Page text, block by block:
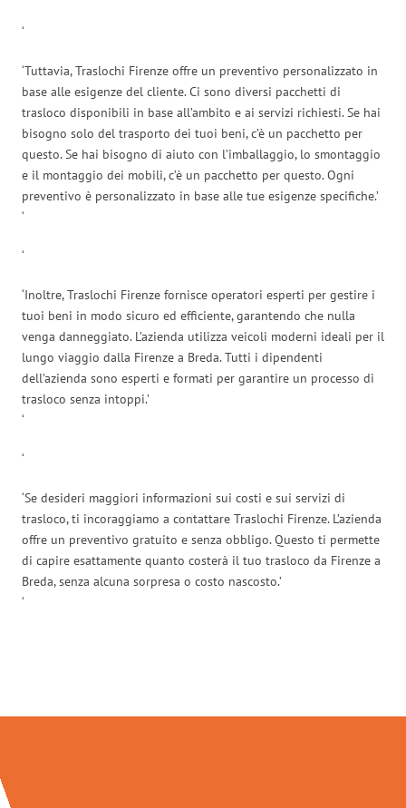
‘
‘Tuttavia, Traslochi Firenze offre un preventivo personalizzato in
base alle esigenze del cliente. Ci sono diversi pacchetti di
trasloco disponibili in base all’ambito e ai servizi richiesti. Se hai
bisogno solo del trasporto dei tuoi beni, c’è un pacchetto per
questo. Se hai bisogno di aiuto con l’imballaggio, lo smontaggio
e il montaggio dei mobili, c’è un pacchetto per questo. Ogni
preventivo è personalizzato in base alle tue esigenze specifiche.’
‘
‘
‘Inoltre, Traslochi Firenze fornisce operatori esperti per gestire i
tuoi beni in modo sicuro ed efficiente, garantendo che nulla
venga danneggiato. L’azienda utilizza veicoli moderni ideali per il
lungo viaggio dalla Firenze a Breda. Tutti i dipendenti
dell’azienda sono esperti e formati per garantire un processo di
trasloco senza intoppi.’
‘
‘
‘Se desideri maggiori informazioni sui costi e sui servizi di
trasloco, ti incoraggiamo a contattare Traslochi Firenze. L’azienda
offre un preventivo gratuito e senza obbligo. Questo ti permette
di capire esattamente quanto costerà il tuo trasloco da Firenze a
Breda, senza alcuna sorpresa o costo nascosto.’
‘